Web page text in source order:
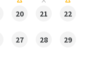
20 21 22
27 28 29